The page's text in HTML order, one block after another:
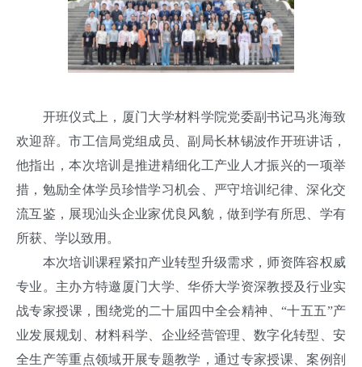
开班仪式上，厦门大学材料学院党委副书记马兆海致
欢迎辞。市工信局党组成员、副局长林锡波作开班讲话，
他指出，本次培训是推进精细化工产业人才振兴的一项举
措，勉励全体学员珍惜学习机会、严守培训纪律、深化交
流互鉴，展现汕头企业家优良风貌，做到学有所思、学有
所获、学以致用。
本次培训课程紧扣产业转型升级需求，师资阵容权威
专业。主办方特邀厦门大学、华侨大学资深教授及行业实
战专家授课，围绕党的二十届四中全会精神、“十五五”产
业发展规划、材料科学、企业经营管理、数字化转型、安
全生产等重点领域开展专题教学，通过专家授课、案例剖